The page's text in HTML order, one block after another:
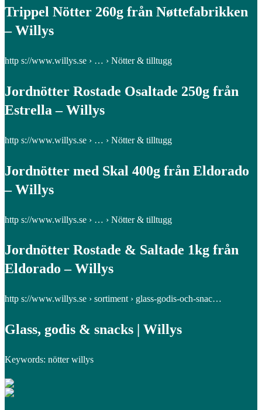
Trippel Nötter 260g från Nøttefabrikken
– Willys
http s://www.willys.se › … › Nötter & tilltugg
Jordnötter Rostade Osaltade 250g från
Estrella – Willys
http s://www.willys.se › … › Nötter & tilltugg
Jordnötter med Skal 400g från Eldorado
– Willys
http s://www.willys.se › … › Nötter & tilltugg
Jordnötter Rostade & Saltade 1kg från
Eldorado – Willys
http s://www.willys.se › sortiment › glass-godis-och-snac…
Glass, godis & snacks | Willys
Keywords: nötter willys